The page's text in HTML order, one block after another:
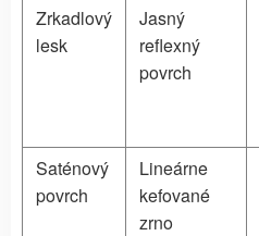
Zrkadlový
lesk
Jasný
reflexný
povrch
Saténový
povrch
Lineárne
kefované
zrno